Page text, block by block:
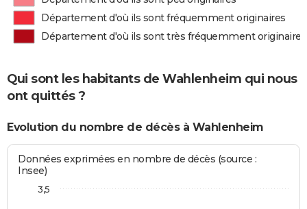
Département d'où ils sont fréquemment originaires
Département d'où ils sont très fréquemment originaires
Qui sont les habitants de Wahlenheim qui nous
ont quittés ?
Evolution du nombre de décès à Wahlenheim
Données exprimées en nombre de décès (source :
Insee)
3,5